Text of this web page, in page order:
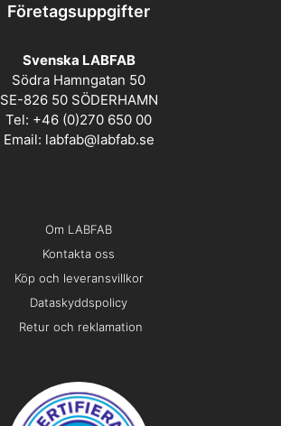
Företagsuppgifter
Svenska LABFAB
Södra Hamngatan 50
SE-826 50 SÖDERHAMN
Tel: +46 (0)270 650 00
Email: labfab@labfab.se
Om LABFAB
Kontakta oss
Köp och leveransvillkor
Dataskyddspolicy
Retur och reklamation